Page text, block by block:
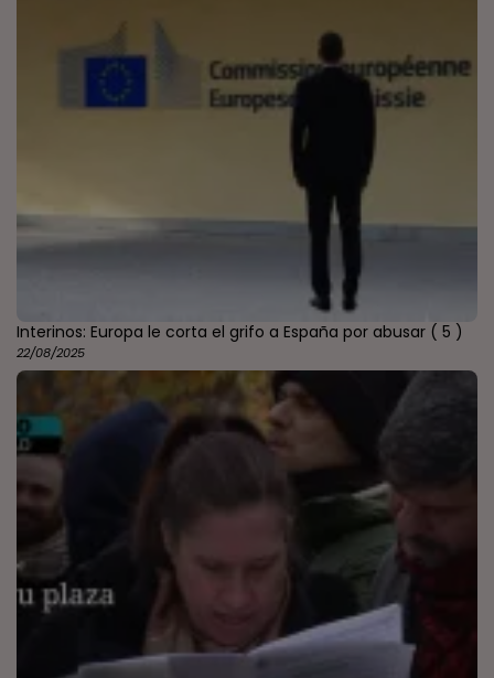
Interinos: Europa le corta el grifo a España por abusar ( 5 )
22/08/2025